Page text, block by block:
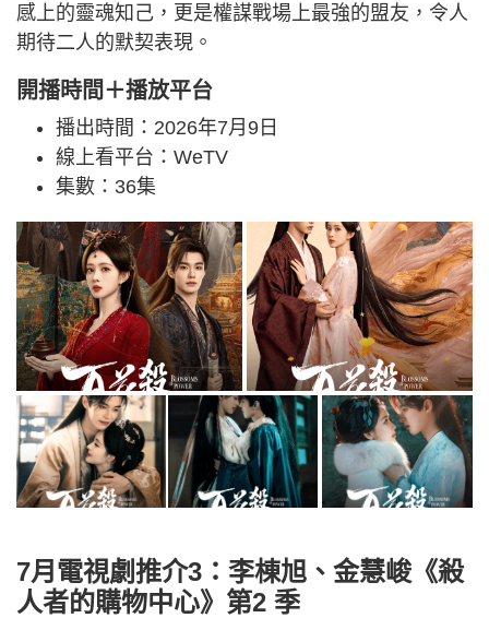
感上的靈魂知己，更是權謀戰場上最強的盟友，令人
期待二人的默契表現。
開播時間＋播放平台
播出時間：2026年7月9日
線上看平台：WeTV
集數：36集
7月電視劇推介3：李棟旭、金慧峻《殺
人者的購物中心》第2 季